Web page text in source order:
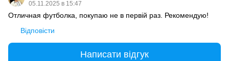
05.11.2025 в 15:47
Отличная футболка, покупаю не в первій раз. Рекомендую!
Відповісти
Написати відгук